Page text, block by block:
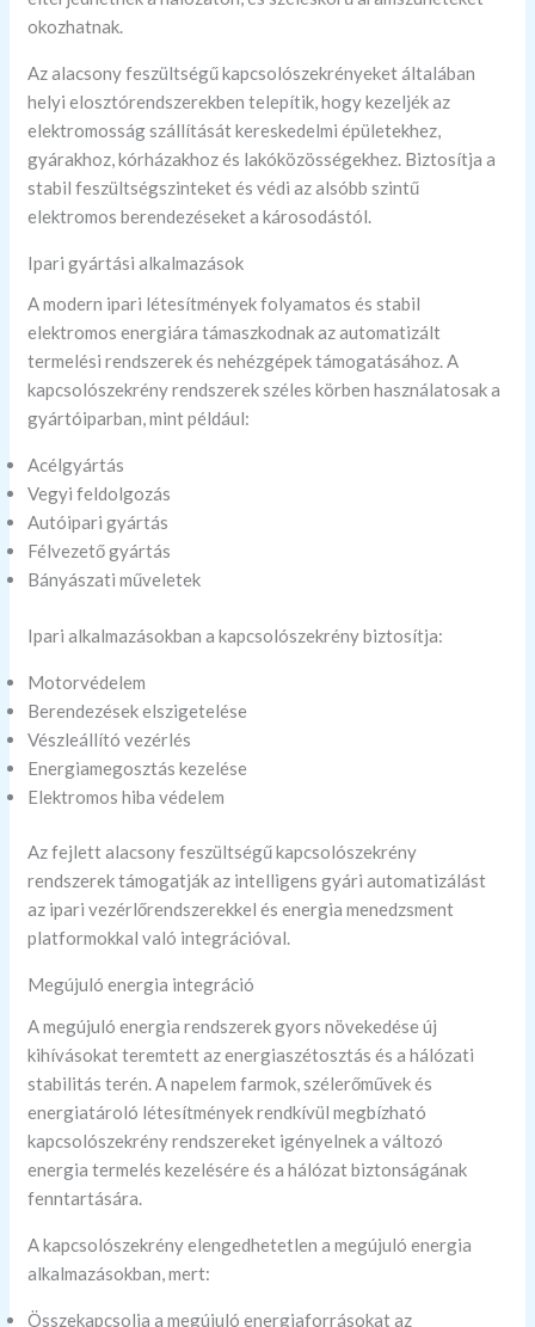
okozhatnak.
Az alacsony feszültségű kapcsolószekrényeket általában
helyi elosztórendszerekben telepítik, hogy kezeljék az
elektromosság szállítását kereskedelmi épületekhez,
gyárakhoz, kórházakhoz és lakóközösségekhez. Biztosítja a
stabil feszültségszinteket és védi az alsóbb szintű
elektromos berendezéseket a károsodástól.
Ipari gyártási alkalmazások
A modern ipari létesítmények folyamatos és stabil
elektromos energiára támaszkodnak az automatizált
termelési rendszerek és nehézgépek támogatásához. A
kapcsolószekrény rendszerek széles körben használatosak a
gyártóiparban, mint például:
Acélgyártás
Vegyi feldolgozás
Autóipari gyártás
Félvezető gyártás
Bányászati műveletek
Ipari alkalmazásokban a kapcsolószekrény biztosítja:
Motorvédelem
Berendezések elszigetelése
Vészleállító vezérlés
Energiamegosztás kezelése
Elektromos hiba védelem
Az fejlett alacsony feszültségű kapcsolószekrény
rendszerek támogatják az intelligens gyári automatizálást
az ipari vezérlőrendszerekkel és energia menedzsment
platformokkal való integrációval.
Megújuló energia integráció
A megújuló energia rendszerek gyors növekedése új
kihívásokat teremtett az energiaszétosztás és a hálózati
stabilitás terén. A napelem farmok, szélerőművek és
energiatároló létesítmények rendkívül megbízható
kapcsolószekrény rendszereket igényelnek a változó
energia termelés kezelésére és a hálózat biztonságának
fenntartására.
A kapcsolószekrény elengedhetetlen a megújuló energia
alkalmazásokban, mert:
Összekapcsolja a megújuló energiaforrásokat az